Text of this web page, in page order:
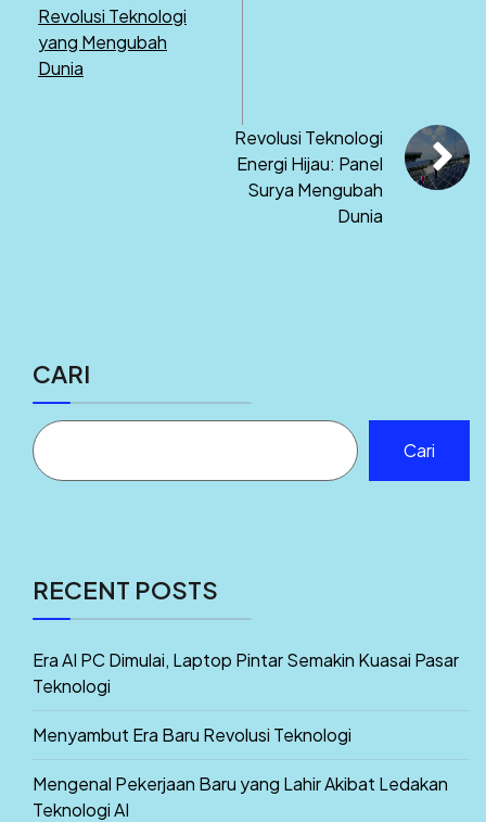
Revolusi Teknologi
yang Mengubah
Dunia
Revolusi Teknologi
Energi Hijau: Panel
Surya Mengubah
Dunia
CARI
Cari
RECENT POSTS
Era AI PC Dimulai, Laptop Pintar Semakin Kuasai Pasar
Teknologi
Menyambut Era Baru Revolusi Teknologi
Mengenal Pekerjaan Baru yang Lahir Akibat Ledakan
Teknologi AI